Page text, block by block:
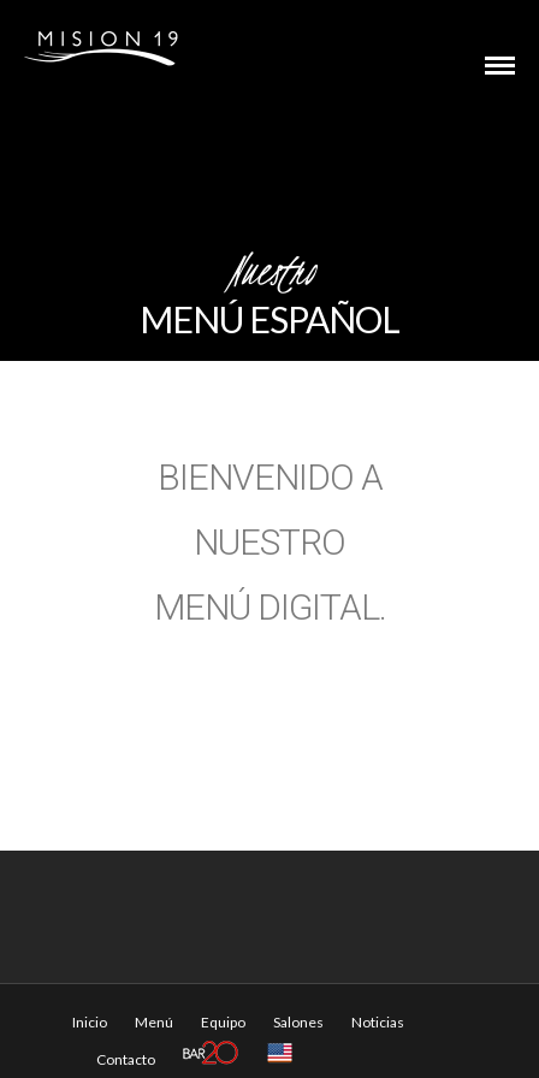
Nuestro
MENÚ ESPAÑOL
BIENVENIDO A
NUESTRO
MENÚ DIGITAL.
Inicio Menú Equipo Salones Noticias
Contacto